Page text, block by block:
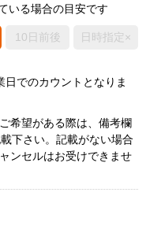
いる場合の目安です
10日前後 日時指定×
でのカウントとなりま
望がある際は、備考欄
下さい。記載がない場合
ンセルはお受けできませ